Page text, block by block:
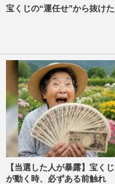
宝くじの“運任せ”から抜け
【当選した人が暴露】宝く
が動く時、必ずある前触れ